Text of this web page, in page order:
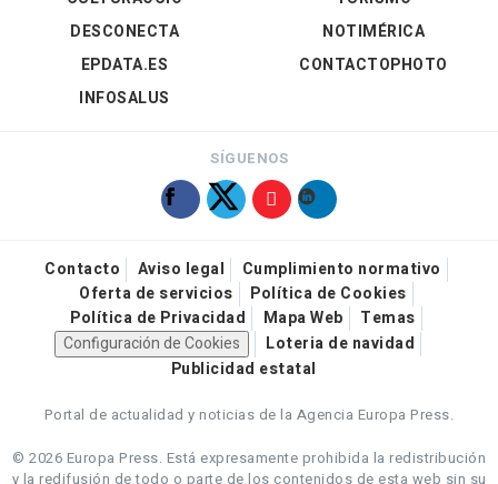
DESCONECTA
EPDATA.ES
INFOSALUS
NOTIMÉRICA
CONTACTOPHOTO
SÍGUENOS
Contacto Aviso legal
Cumplimiento normativo
Oferta de servicios
Política de Cookies
Política de Privacidad
Mapa Web
Temas
Configuración de Cookies
Loteria de navidad
Publicidad estatal
Portal de actualidad y noticias de la Agencia Europa Press.
© 2026 Europa Press. Está expresamente prohibida la redistribución
y la redifusión de todo o parte de los contenidos de esta web sin su